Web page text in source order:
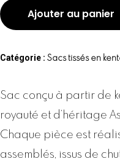
Ajouter au panier
Catégorie : Sacs tissés en
Sac conçu à partir de
royauté et d’héritage
Chaque pièce est
assemblés, issus de